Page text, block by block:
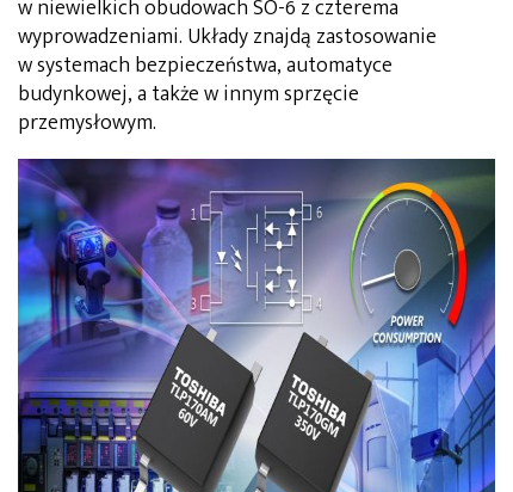
w niewielkich obudowach SO-6 z czterema
wyprowadzeniami. Układy znajdą zastosowanie
w systemach bezpieczeństwa, automatyce
budynkowej, a także w innym sprzęcie
przemysłowym.